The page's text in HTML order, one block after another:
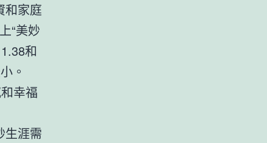
和家庭
“美妙
和
。
幸福
涯需